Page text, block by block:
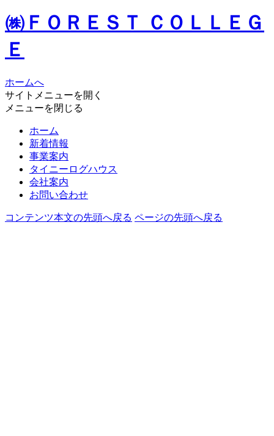
㈱ＦＯＲＥＳＴ ＣＯＬＬＥＧ
Ｅ
ホームへ
サイトメニューを開く
メニューを閉じる
ホーム
新着情報
事業案内
タイニーログハウス
会社案内
お問い合わせ
コンテンツ本文の先頭へ戻る ページの先頭へ戻る